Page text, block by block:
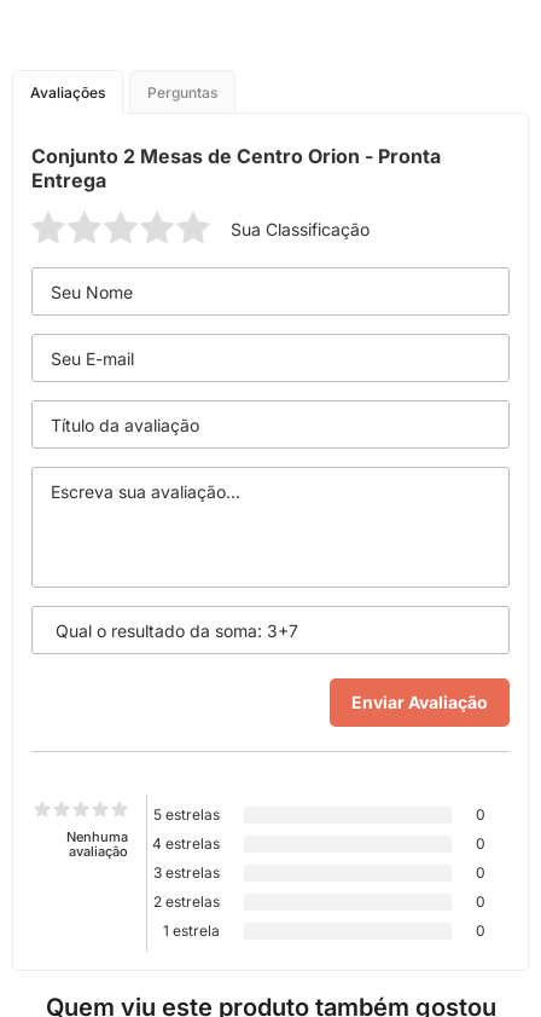
Avaliações Perguntas
Conjunto 2 Mesas de Centro Orion - Pronta
Entrega
Sua Classificação
Nenhuma
avaliação
5 estrelas
0
4 estrelas
0
3 estrelas
0
2 estrelas
0
1 estrela
0
Quem viu este produto também gostou